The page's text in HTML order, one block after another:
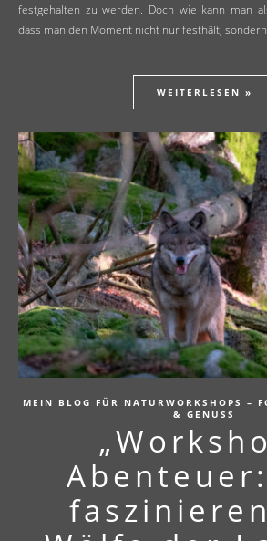
festgehalten zu werden. Doch wie kann man
dass man den Moment nicht nur festhält,
WEITERLESEN »
MEIN BLOG FÜR NATURWORKSHOPS –
& GENUSS